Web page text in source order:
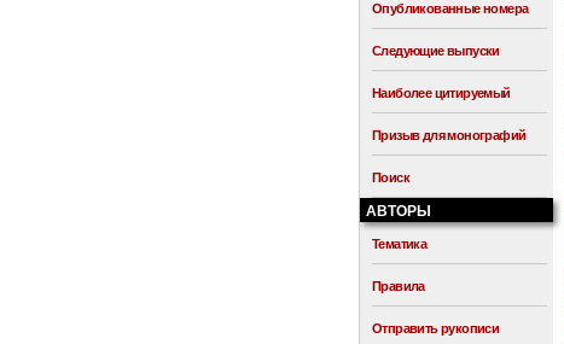
Опубликованные номера
Следующие выпуски
Наиболее цитируемый
Призыв для монографий
Поиск
АВТОРЫ
Тематика
Правила
Отправить рукописи